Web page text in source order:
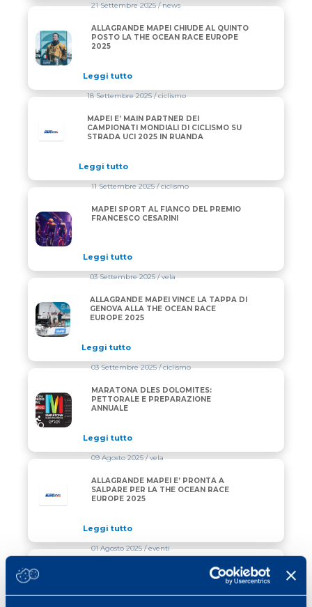
ALLAGRANDE MAPEI CHIUDE AL QUINTO POSTO
21 Settembre 2025/ news
ALLAGRANDE MAPEI CHIUDE AL QUINTO
POSTO LA THE OCEAN RACE EUROPE
2025
Leggi tutto
18 Settembre 2025/ ciclismo
MAPEI E’ MAIN PARTNER DEI
CAMPIONATI MONDIALI DI CICLISMO SU
STRADA UCI 2025 IN RUANDA
Leggi tutto
MAPEI SPORT AL FIANCO DEL PREMIO FRANCESCO
11 Settembre 2025/ ciclismo
MAPEI SPORT AL FIANCO DEL PREMIO
FRANCESCO CESARINI
Leggi tutto
ALLAGRANDE MAPEI VINCE LA TAPPA DI GENOVA
03 Settembre 2025/ vela
ALLAGRANDE MAPEI VINCE LA TAPPA DI
GENOVA ALLA THE OCEAN RACE
EUROPE 2025
Leggi tutto
MARATONA DLES DOLOMITES: PETTORALE E
03 Settembre 2025/ ciclismo
MARATONA DLES DOLOMITES:
PETTORALE E PREPARAZIONE
ANNUALE
Leggi tutto
09 Agosto 2025/ vela
ALLAGRANDE MAPEI E’ PRONTA A
SALPARE PER LA THE OCEAN RACE
EUROPE 2025
Leggi tutto
CHIUSURA ESTIVA
01 Agosto 2025/ eventi